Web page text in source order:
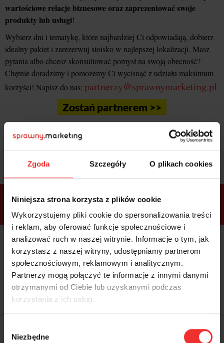
Zgoda Szczegóły O plikach cookies
Niniejsza strona korzysta z plików cookie
Wykorzystujemy pliki cookie do spersonalizowania treści
i reklam, aby oferować funkcje społecznościowe i
analizować ruch w naszej witrynie. Informacje o tym, jak
korzystasz z naszej witryny, udostępniamy partnerom
społecznościowym, reklamowym i analitycznym.
Partnerzy mogą połączyć te informacje z innymi danymi
otrzymanymi od Ciebie lub uzyskanymi podczas
korzystania z ich usług.
zgody
Niezbędne
wartościowe relacje biznesowe oraz zaprezentować swoje
produkty lub usługi!
Wybierz dni i tematykę, które najbardziej Ci odpowiadają, dobierz
idealny pakiet i zarezerwuj stoisko w najlepszej lokalizacji. Masz
pytania albo chcesz skonsultować pomysł na swoją obecność?
Chętnie doradzimy i pomożemy Ci wycisnąć z udziału maksimum
korzyści! Napisz do nas: partnerzy@sprawnymarketing.pl
Zostań partnerem >>
Sprawdź bonusyi wybierz bilet
ramach
pakietów
VIP Premium
Kolacja z prelegentami i before
party (Hotel Sheraton, 27.10) tylko
wbilecie ALLPASS VIP
Dostępne
tylko w
bilecie
ALLPASS
VIP
Dedykowana strefa VIP z
możliwością networkingu z
prelegentami i wystawcami w
WARTOŚĆ: 1970 zł